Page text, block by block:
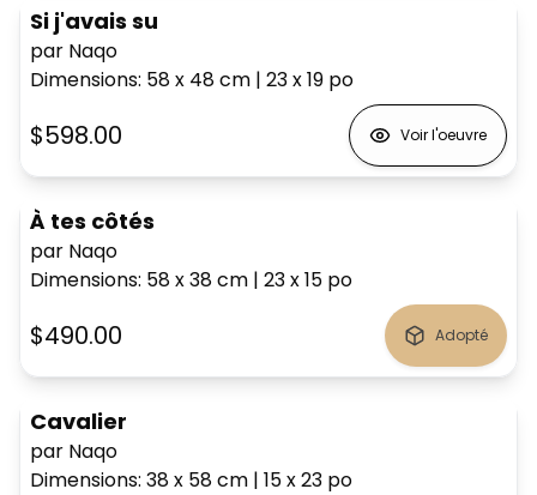
Si j'avais su
par Naqo
Dimensions: 58 x 48cm | 23 x 19 po
$598.00 Voir l'oeuvre
À tes côtés
par Naqo
Dimensions: 58 x 38cm | 23 x 15 po
$490.00 Adopté
Cavalier
par Naqo
Dimensions: 38 x 58cm | 15 x 23 po